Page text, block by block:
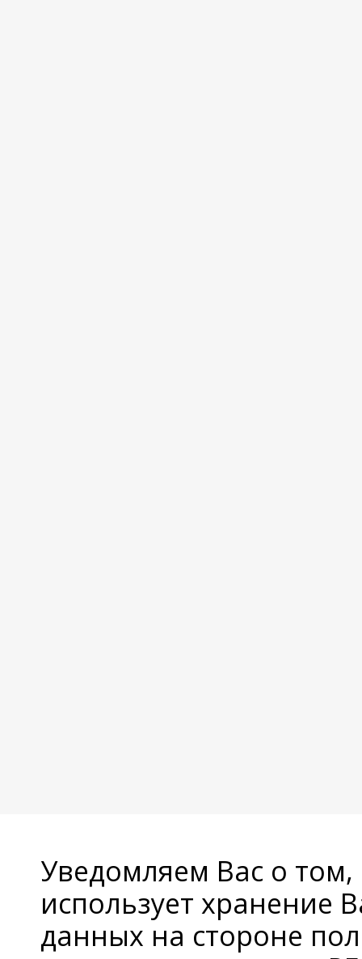
Уведомляем Вас о
использует хранение
данных на стороне